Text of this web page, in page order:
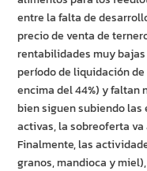
entre la falta de
precio de venta de
rentabilidades muy
período de liquidación
encima del 44%) y faltan
bien siguen subiendo
activas, la sobreoferta
Finalmente, las
granos, mandioca y